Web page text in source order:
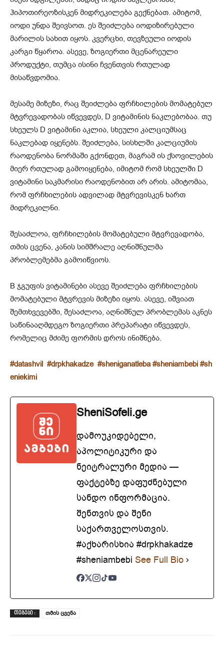
ჰიპოთირეოზისკენ მიდრეკილება გექნებათ. ამიტომ,
იოდი უნდა შეივსოთ. ეს შეიძლება იოდიზირებული
მარილის სახით იყოს. კვერცხი, თევზეული იოდის
კარგი წყაროა. ასევე, ზოგიერთი მცენარეული
პროდუქტი, თუმცა ისინი ჩვენთვის რთულად
მისაწვდომია.
მესამე მიზეზი, რაც შეიძლება ფრჩხილების მომატებულ
მტვრევადობას იწვევდეს, D ვიტამინის ნაკლებობაა. თუ
სხეულს D ვიტამინი აკლია, სხეული კალციუმსაც
ნაკლებად იყენებს. შეიძლება, სისხლში კალციუმის
რაოდენობა ნორმაში გქონდეთ, მაგრამ ის ქსოვილების
მიერ რთულად გამოიყენება, იმიტომ რომ სხეულში D
ვიტამინი საკმარისი რაოდენობით არ არის. ამიტომაა,
რომ ფრჩხილების ადვილად მტვრევისკენ ხართ
მიდრეკილნი.
შესაძლოა, ფრჩხილების მომატებული მტვრევადობა,
თმის ცვენა, კანის სიმშრალე აღნიშნულმა
პრობლემებმა გამოიწვიოს.
B ჯგუფის ვიტამინები ასევე შეიძლება ფრჩხილების
მომატებული მტვრევის მიზეზი იყოს. ასევე, იშვიათ
შემთხვევებში, შესაძლოა, აღნიშნულ პრობლემას აკნეს
საწინააღმდეგო ზოგიერთი პრეპარატი იწვევდეს,
რომელიც მძიმე ფორმის დროს ინიშნება.
#datashvil #drpkhakadze #sheniganatleba #sheniambebi #sh
eniekimi
SheniSofeli.ge
დამოუკიდებელი,
აპოლიტიკური და
ნეიტრალური მედია —
ფაქტებზე დაფუძნებული
სანდო ინფორმაცია.
შენთვის და შენი
საქართველოსთვის.
#აქხარისხია #drpkhakadze
#sheniambebi See Full Bio
ᲗᲔᲒᲔᲑᲘ : თმის ცვენა